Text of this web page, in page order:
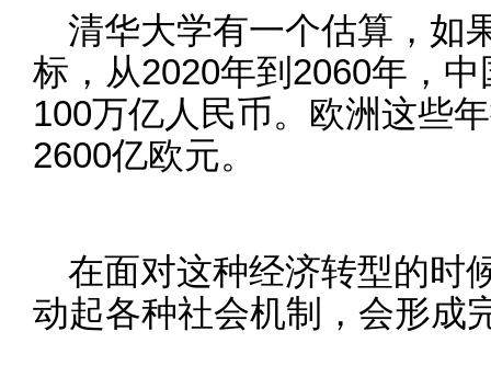
清华大学有一个估算，如
标，从2020年到2060年，
100万亿人民币。欧洲这些
2600亿欧元。
在面对这种经济转型的时
动起各种社会机制，会形成